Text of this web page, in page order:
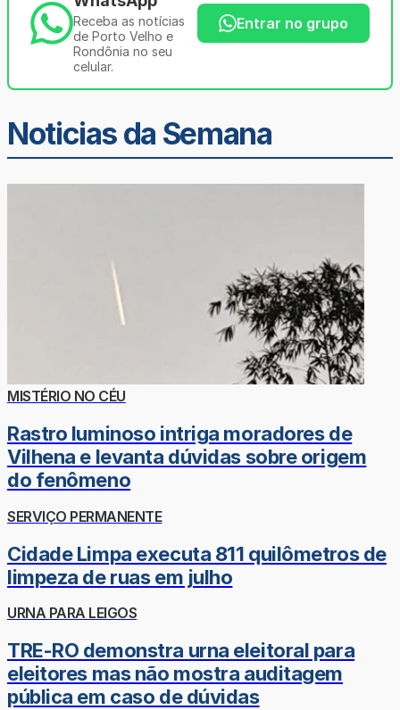
Receba as notícias
de Porto Velho e
Rondônia no seu
celular.
Entrar no grupo
Noticias da Semana
MISTÉRIO NO CÉU
Rastro luminoso intriga moradores de
Vilhena e levanta dúvidas sobre origem
do fenômeno
SERVIÇO PERMANENTE
Cidade Limpa executa 811 quilômetros de
limpeza de ruas em julho
URNA PARA LEIGOS
TRE-RO demonstra urna eleitoral para
eleitores mas não mostra auditagem
pública em caso de dúvidas